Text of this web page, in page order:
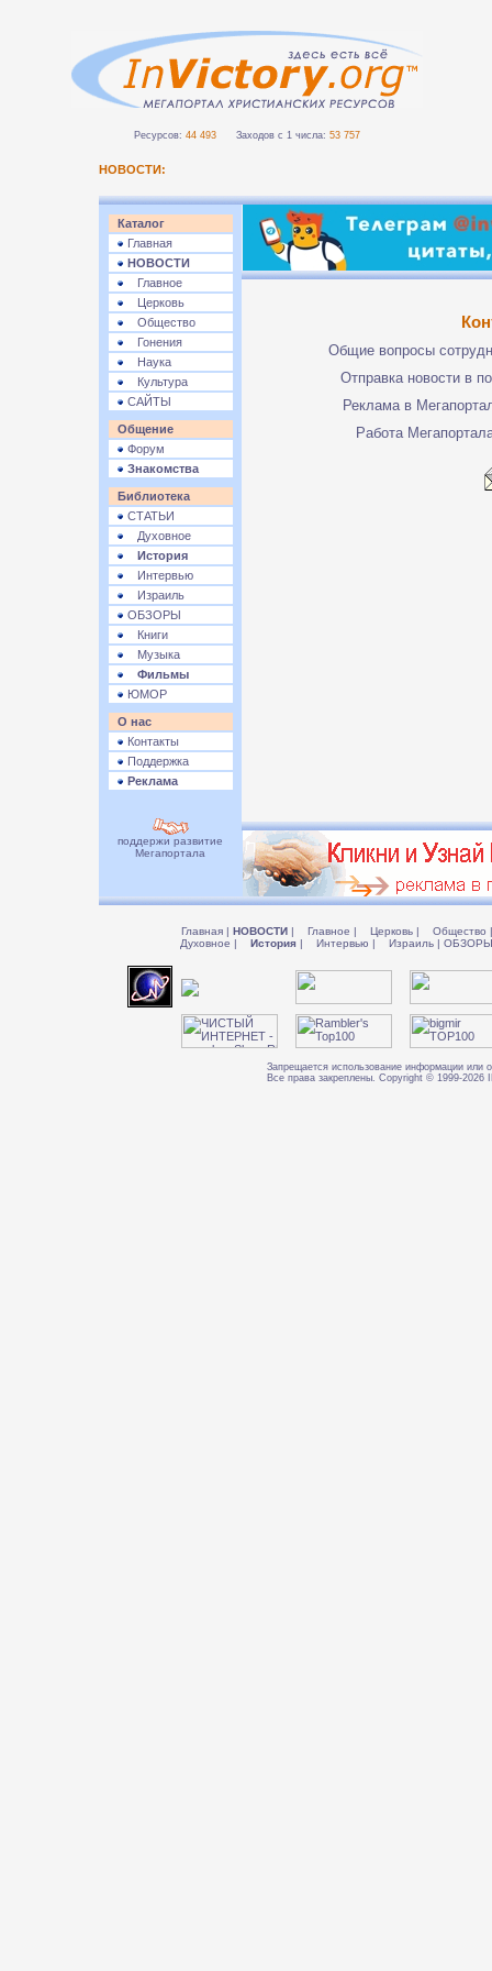
Ресурсов: 44 493 Заходов с 1 числа: 53 757
НОВОСТИ:
Каталог
Главная
НОВОСТИ
Главное
Церковь
Общество
Гонения
Наука
Культура
САЙТЫ
Общение
Форум
Знакомства
Библиотека
СТАТЬИ
Духовное
История
Интервью
Израиль
ОБЗОРЫ
Книги
Музыка
Фильмы
ЮМОР
О нас
Контакты
Поддержка
Реклама
Общие вопросы
Отправка новости в
Реклама в
Работа
поддержи развитие
Мегапортала
Главная | НОВОСТИ | Главное | Церковь | Общество |
Духовное | История | Интервью | Израиль |
Запрещается использование информации или
Все права закреплены. Copyright © 1999-